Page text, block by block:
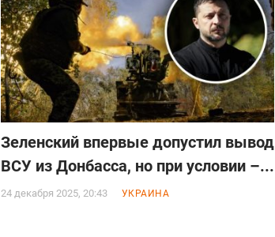
Зеленский впервые допустил вывод
ВСУ из Донбасса, но при условии –...
24 декабря 2025, 20:43 УКРАИНА